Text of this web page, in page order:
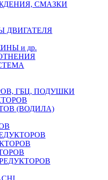
СМАЗКИ
ДВИГАТЕЛЯ
и др.
ГБЦ, ПОДУШКИ
(ВОДИЛА)